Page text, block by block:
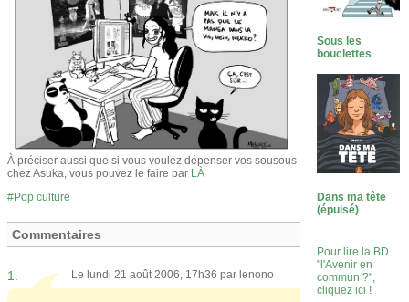
À préciser aussi que si vous voulez dépenser vos sousous
chez Asuka, vous pouvez le faire par LÀ
Pop culture
Commentaires
1. Le lundi 21 août 2006, 17h36 par lenono
Sous les
bouclettes
Dans ma tête
(épuisé)
Pour lire la BD
"l'Avenir en
commun ?",
cliquez ici !